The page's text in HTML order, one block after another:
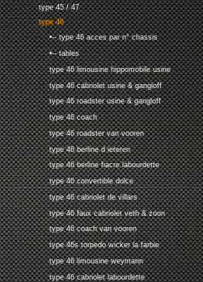
type 45 / 47
type 46
•-- type 46 acces par n° chassis
•-- tables
type 46 limousine hippomobile usine
type 46 cabriolet usine & gangloff
type 46 roadster usine & gangloff
type 46 coach
type 46 roadster van vooren
type 46 berline d ieteren
type 46 berline fiacre labourdette
type 46 convertible dolce
type 46 cabriolet de villars
type 46 faux cabriolet veth & zoon
type 46 coach van vooren
type 46s torpedo wicker la farbie
type 46 limousine weymann
type 46 cabriolet labourdette